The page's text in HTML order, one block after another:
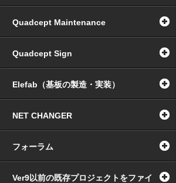
Quadcept Maintenance
Quadcept Sign
Elefab（基板の製造・実装）
NET CHANGER
フォーラム
Ver9以前の既存プロジェクトをファイ